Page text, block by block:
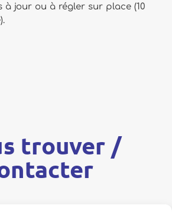
à jour ou à régler sur place (10
trouver /